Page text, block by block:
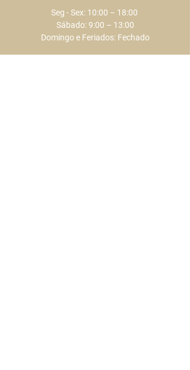
Seg - Sex: 10:00 – 18:00 ​​
Sábado: 9:00 – 13:00
Domingo e Feriados: Fechado